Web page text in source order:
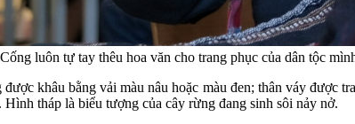
luôn tự tay thêu hoa văn cho trang phục của dân tộc
khâu bằng vải màu nâu hoặc màu đen; thân váy được
tháp là biểu tượng của cây rừng đang sinh sôi nảy nở.